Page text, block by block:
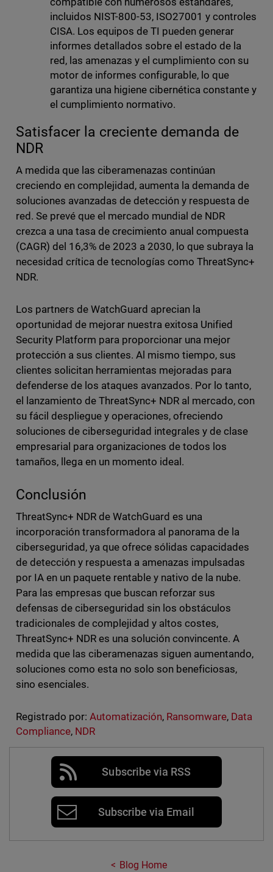
incluidos NIST-800-53, ISO27001 y controles
CISA. Los equipos de TI pueden generar
informes detallados sobre el estado de la
red, las amenazas y el cumplimiento con su
motor de informes configurable, lo que
garantiza una higiene cibernética constante y
el cumplimiento normativo.
Satisfacer la creciente demanda de
NDR
A medida que las ciberamenazas continúan
creciendo en complejidad, aumenta la demanda de
soluciones avanzadas de detección y respuesta de
red. Se prevé que el mercado mundial de NDR
crezca a una tasa de crecimiento anual compuesta
(CAGR) del 16,3% de 2023 a 2030, lo que subraya la
necesidad crítica de tecnologías como ThreatSync+
NDR.
Los partners de WatchGuard aprecian la
oportunidad de mejorar nuestra exitosa Unified
Security Platform para proporcionar una mejor
protección a sus clientes. Al mismo tiempo, sus
clientes solicitan herramientas mejoradas para
defenderse de los ataques avanzados. Por lo tanto,
el lanzamiento de ThreatSync+ NDR al mercado, con
su fácil despliegue y operaciones, ofreciendo
soluciones de ciberseguridad integrales y de clase
empresarial para organizaciones de todos los
tamaños, llega en un momento ideal.
Conclusión
ThreatSync+ NDR de WatchGuard es una
incorporación transformadora al panorama de la
ciberseguridad, ya que ofrece sólidas capacidades
de detección y respuesta a amenazas impulsadas
por IA en un paquete rentable y nativo de la nube.
Para las empresas que buscan reforzar sus
defensas de ciberseguridad sin los obstáculos
tradicionales de complejidad y altos costes,
ThreatSync+ NDR es una solución convincente. A
medida que las ciberamenazas siguen aumentando,
soluciones como esta no solo son beneficiosas,
sino esenciales.
Registrado por: Automatización, Ransomware, Data
Compliance, NDR
Subscribe via RSS
Subscribe via Email
Blog Home